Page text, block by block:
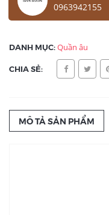
0963942155
DANH MỤC:Quần âu
CHIA SẺ:
MÔ TẢ SẢN PHẨM